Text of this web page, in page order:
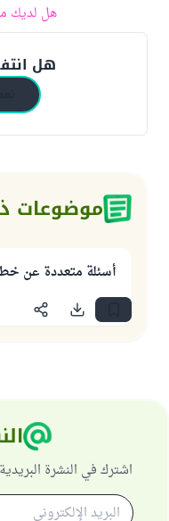
هل لديك
هل
موضوعات
أسئلة متعددة عن
اشترك في النشرة